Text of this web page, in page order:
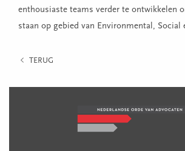
enthousiaste teams verder te ontwikkelen
staan op gebied van Environmental, Social
TERUG